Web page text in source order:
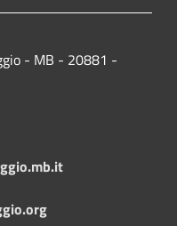
- MB - 20881 -